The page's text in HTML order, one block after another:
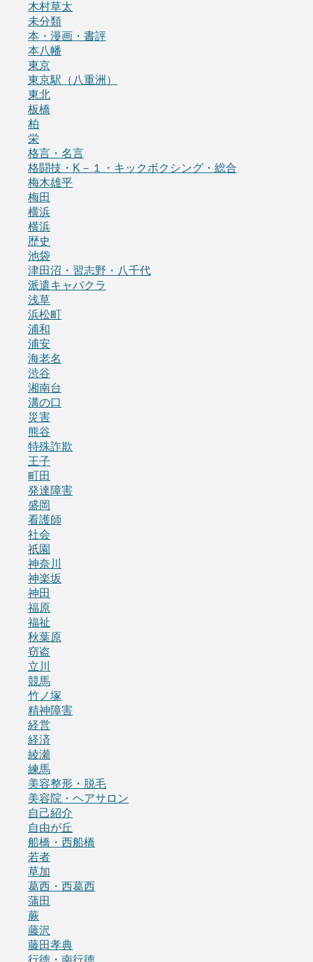
木村草太
未分類
本・漫画・書評
本八幡
東京
東京駅（八重洲）
東北
板橋
柏
栄
格言・名言
格闘技・K－１・キックボクシング・総合
梅木雄平
梅田
横浜
横浜
歴史
池袋
津田沼・習志野・八千代
派遣キャバクラ
浅草
浜松町
浦和
浦安
海老名
渋谷
湘南台
溝の口
災害
熊谷
特殊詐欺
王子
町田
発達障害
盛岡
看護師
社会
祇園
神奈川
神楽坂
神田
福原
福祉
秋葉原
窃盗
立川
競馬
竹ノ塚
精神障害
経営
経済
綾瀬
練馬
美容整形・脱毛
美容院・ヘアサロン
自己紹介
自由が丘
船橋・西船橋
若者
草加
葛西・西葛西
蒲田
蕨
藤沢
藤田孝典
行徳・南行徳